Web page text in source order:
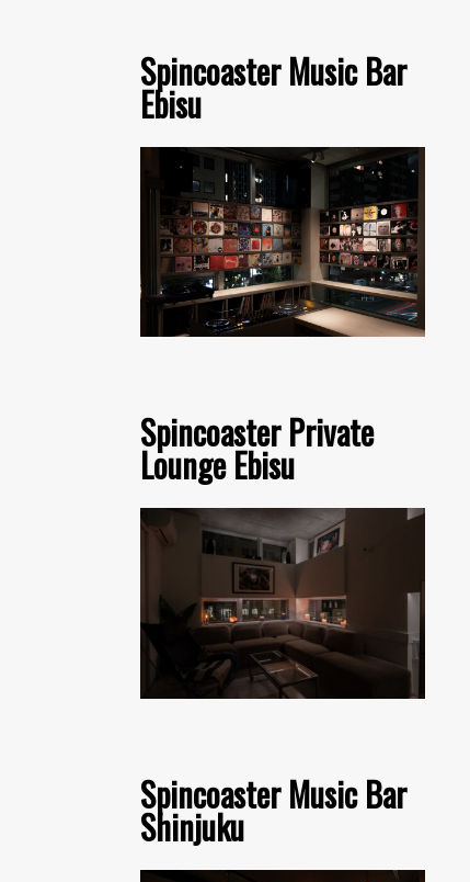
Spincoaster Music Bar
Ebisu
Spincoaster Private
Lounge Ebisu
Spincoaster Music Bar
Shinjuku